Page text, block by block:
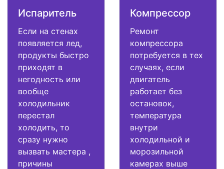
Испаритель
Если на стенах
появляется лед,
продукты быстро
приходят в
негодность или
вообще
холодильник
перестал
холодить, то
сразу нужно
вызвать мастера ,
причины
Компрессор
Ремонт
компрессора
потребуется в тех
случаях, если
двигатель
работает без
остановок,
температура
внутри
холодильной и
морозильной
камерах выше